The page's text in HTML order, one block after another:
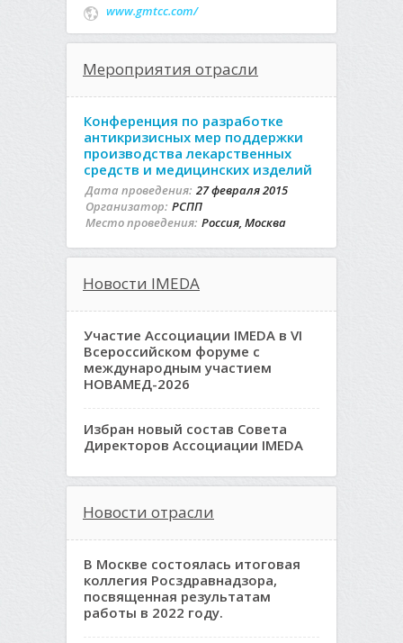
www.gmtcc.com/
Мероприятия отрасли
Конференция по разработке
антикризисных мер поддержки
производства лекарственных
средств и медицинских изделий
Дата проведения: 27 февраля 2015
Организатор: РСПП
Место проведения: Россия, Москва
Новости IMEDA
Участие Ассоциации IMEDA в VI
Всероссийском форуме с
международным участием
НОВАМЕД-2026
Избран новый состав Совета
Директоров Ассоциации IMEDA
Новости отрасли
В Москве состоялась итоговая
коллегия Росздравнадзора,
посвященная результатам
работы в 2022 году.